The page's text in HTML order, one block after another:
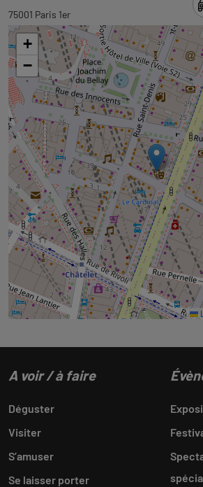
à
l'onglet
carte
75001 Paris 1er
+
−
A voir / à faire
Déguster
Visiter
S’amuser
Se laisser porter